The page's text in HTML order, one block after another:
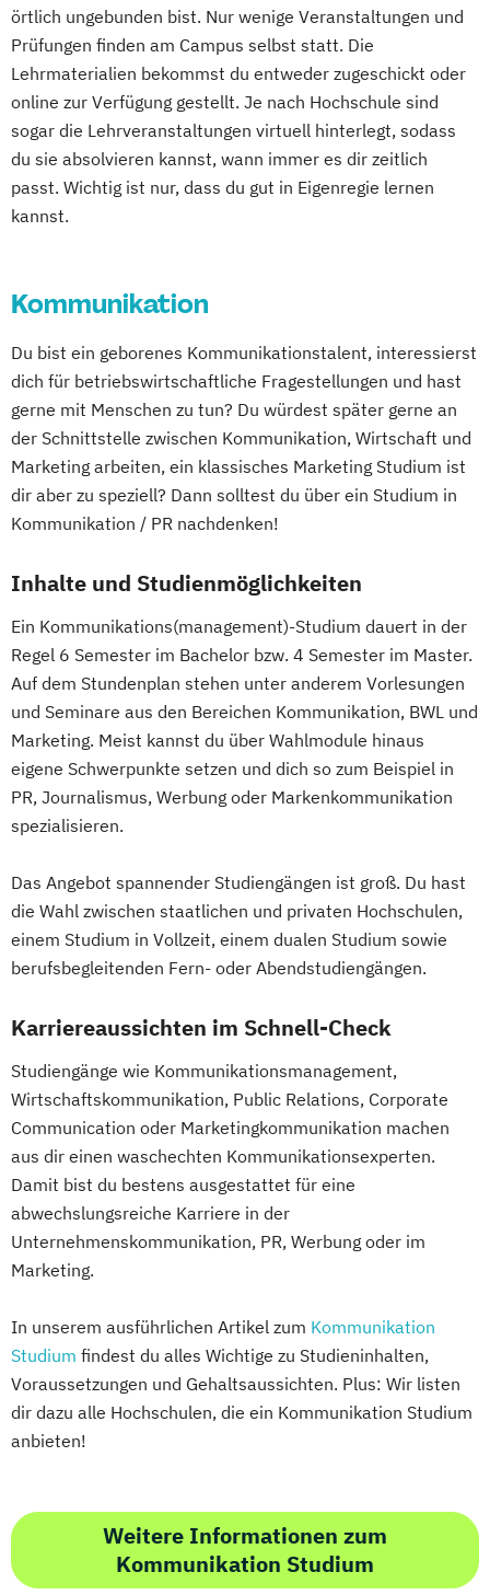
örtlich ungebunden bist. Nur wenige Veranstaltungen und
Prüfungen finden am Campus selbst statt. Die
Lehrmaterialien bekommst du entweder zugeschickt oder
online zur Verfügung gestellt. Je nach Hochschule sind
sogar die Lehrveranstaltungen virtuell hinterlegt, sodass
du sie absolvieren kannst, wann immer es dir zeitlich
passt. Wichtig ist nur, dass du gut in Eigenregie lernen
kannst.
Kommunikation
Du bist ein geborenes Kommunikationstalent, interessierst
dich für betriebswirtschaftliche Fragestellungen und hast
gerne mit Menschen zu tun? Du würdest später gerne an
der Schnittstelle zwischen Kommunikation, Wirtschaft und
Marketing arbeiten, ein klassisches Marketing Studium ist
dir aber zu speziell? Dann solltest du über ein Studium in
Kommunikation / PR nachdenken!
Inhalte und Studienmöglichkeiten
Ein Kommunikations(management)-Studium dauert in der
Regel 6 Semester im Bachelor bzw. 4 Semester im Master.
Auf dem Stundenplan stehen unter anderem Vorlesungen
und Seminare aus den Bereichen Kommunikation, BWL und
Marketing. Meist kannst du über Wahlmodule hinaus
eigene Schwerpunkte setzen und dich so zum Beispiel in
PR, Journalismus, Werbung oder Markenkommunikation
spezialisieren.
Das Angebot spannender Studiengängen ist groß. Du hast
die Wahl zwischen staatlichen und privaten Hochschulen,
einem Studium in Vollzeit, einem dualen Studium sowie
berufsbegleitenden Fern- oder Abendstudiengängen.
Karriereaussichten im Schnell-Check
Studiengänge wie Kommunikationsmanagement,
Wirtschaftskommunikation, Public Relations, Corporate
Communication oder Marketingkommunikation machen
aus dir einen waschechten Kommunikationsexperten.
Damit bist du bestens ausgestattet für eine
abwechslungsreiche Karriere in der
Unternehmenskommunikation, PR, Werbung oder im
Marketing.
In unserem ausführlichen Artikel zum Kommunikation
Studium findest du alles Wichtige zu Studieninhalten,
Voraussetzungen und Gehaltsaussichten. Plus: Wir listen
dir dazu alle Hochschulen, die ein Kommunikation Studium
anbieten!
Weitere Informationen zum
Kommunikation Studium